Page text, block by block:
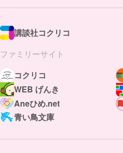
講談社コクリコ
ファミリーサイト
コクリコ
WEB げんき
Aneひめ.net
青い鳥文庫